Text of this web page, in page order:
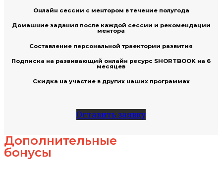
Онлайн сессии с ментором в течение полугода
Домашние задания после каждой сессии и рекомендации
ментора
Составление персональной траектории развития
Подписка на развивающий онлайн ресурс SHORTBOOK на 6
месяцев
Скидка на участие в других наших программах
Оставить заявку
Дополнительные
бонусы